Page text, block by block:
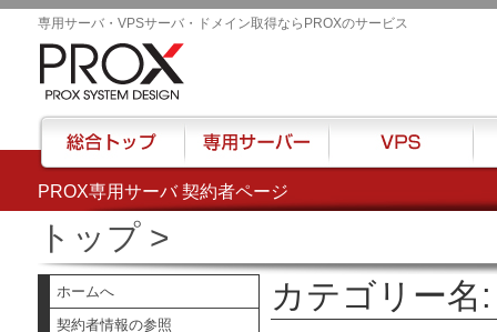
PROX専用サーバ 契約者ページ
専用サーバ・VPSサーバ・ドメイン取得ならPROXのサービス
トップ>
ホームへ
契約者情報の参照
カテゴリー名
総合トップ 専用サーバー VPS ハ